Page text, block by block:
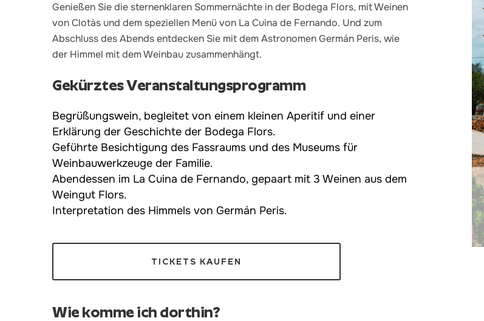
Genießen Sie die sternenklaren Sommernächte in der Bodega Flors, mit Weinen
von Clotàs und dem speziellen Menü von La Cuina de Fernando. Und zum
Abschluss des Abends entdecken Sie mit dem Astronomen Germán Peris, wie
der Himmel mit dem Weinbau zusammenhängt.
Gekürztes Veranstaltungsprogramm
Begrüßungswein, begleitet von einem kleinen Aperitif und einer
Erklärung der Geschichte der Bodega Flors.
Geführte Besichtigung des Fassraums und des Museums für
Weinbauwerkzeuge der Familie.
Abendessen im La Cuina de Fernando, gepaart mit 3 Weinen aus dem
Weingut Flors.
Interpretation des Himmels von Germán Peris.
TICKETS KAUFEN
Wie komme ich dorthin?